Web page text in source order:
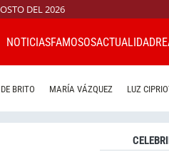
DEL 2026
NOTICIASFAMOSOSACTUALIDAD
BRITO MARÍA VÁZQUEZ LUZ